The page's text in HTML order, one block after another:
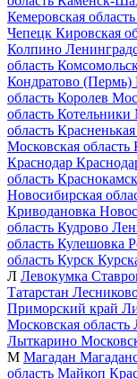
Кемеровская область
Чепецк Кировская
Колпино
область
Кондратово (Пермь)
область Королев
область Котельники
область Красненькая
Московская область
Краснодар
область Краснокамск
Новосибирская
Криводановка
область Кудрово
область Кулешовка
область Курск
Л Левокумка
Татарстан
Приморский край
Московская область
Лыткарино
М Магадан
область Майкоп